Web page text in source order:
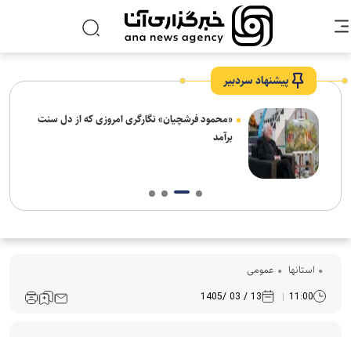
پیشنهاد سردبیر
«محمود فرشچیان» نگارگری امروزی که از دل سنت
برآمد
استانها عمومی
11:00
13 / 03 /1405